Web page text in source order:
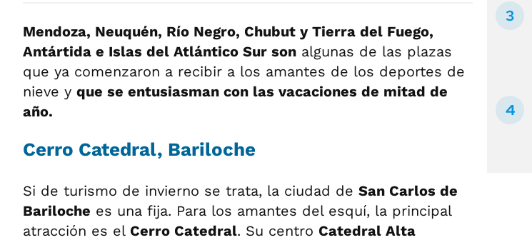
Mendoza, Neuquén, Río Negro, Chubut y Tierra del Fuego,
Antártida e Islas del Atlántico Sur son algunas de las plazas
que ya comenzaron a recibir a los amantes de los deportes de
nieve y que se entusiasman con las vacaciones de mitad de
año.
Cerro Catedral, Bariloche
Si de turismo de invierno se trata, la ciudad de San Carlos de
Bariloche es una fija. Para los amantes del esquí, la principal
atracción es el Cerro Catedral. Su centro Catedral Alta